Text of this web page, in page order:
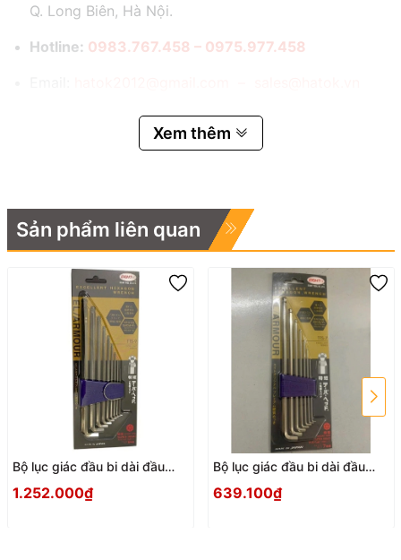
Q. Long Biên, Hà Nội.
Hotline: 0983.767.458 – 0975.977.458
Xem thêm
Sản phẩm liên quan
Bộ lục giác đầu bi dài đầu
1.252.000₫
Bộ lục giác đầu bi dài đầu
639.100₫